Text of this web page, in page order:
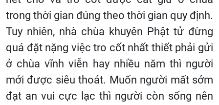
trong thời gian đúng theo thời gian quy định.
Tuy nhiên, nhà chùa khuyên Phật tử đừng
quá đặt nặng việc tro cốt nhất thiết phải gửi
ở chùa vĩnh viễn hay nhiều năm thì người
mới được siêu thoát. Muốn người mất sớm
đạt an vui cực lạc thì người còn sống nên